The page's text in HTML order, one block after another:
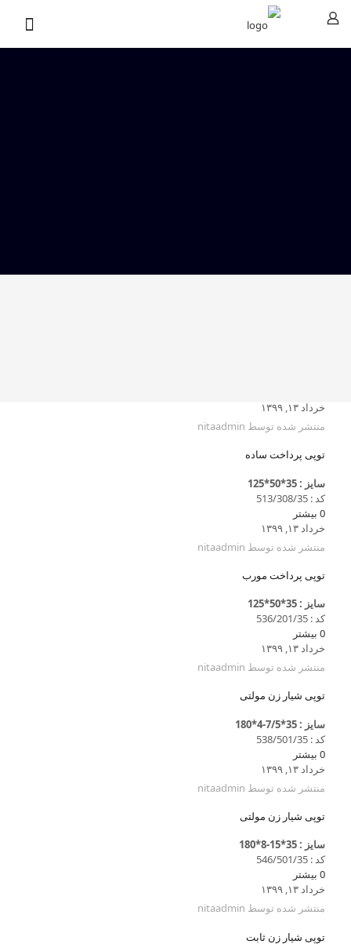
خرداد ۱۳, ۱۳۹۹
منتشر شده توسط nitaadmin
توپی پرداخت ساده
سایز : 35*50*125
کد : 513/308/35
0 بیشتر
خرداد ۱۳, ۱۳۹۹
منتشر شده توسط nitaadmin
توپی پرداخت مورب
سایز : 35*50*125
کد : 536/201/35
0 بیشتر
خرداد ۱۳, ۱۳۹۹
منتشر شده توسط nitaadmin
توپی شیار زن مولتی
سایز : 35*7/5-4*180
کد : 538/501/35
0 بیشتر
خرداد ۱۳, ۱۳۹۹
منتشر شده توسط nitaadmin
توپی شیار زن مولتی
سایز : 35*15-8*180
کد : 546/501/35
0 بیشتر
خرداد ۱۳, ۱۳۹۹
منتشر شده توسط nitaadmin
توپی شیار زن ثابت